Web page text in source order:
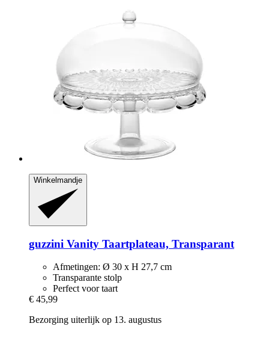
Winkelmandje
guzzini Vanity Taartplateau, Transparant
Afmetingen: Ø 30 x H 27,7 cm
Transparante stolp
Perfect voor taart
€ 45,99
Bezorging uiterlijk op 13. augustus